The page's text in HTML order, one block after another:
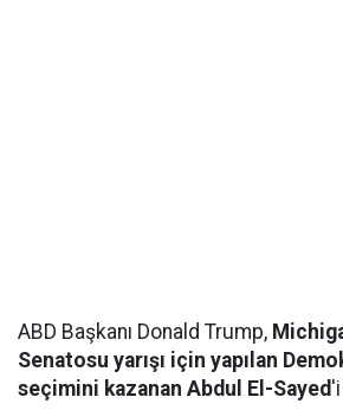
ABD Başkanı Donald Trump,
Senatosu yarışı için yapılan
seçimini kazanan Abdul El-Sayed